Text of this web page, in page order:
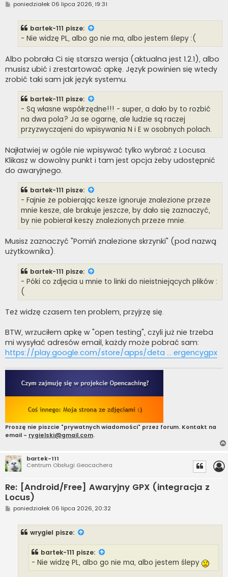
P
o
poniedziałek 06 lipca 2026, 19:31
bartek-111 pisze:
- Nie widzę PL, albo go nie ma, albo jestem ślepy :(
Albo pobrała Ci się starsza wersja (aktualna jest 1.2.1), albo
musisz ubić i zrestartować apkę. Język powinien się wtedy
zrobić taki sam jak język systemu.
bartek-111 pisze:
- Są własne współrzędne!!! - super, a dało by to rozbić
na dwa pola? Ja se ogarnę, ale ludzie są raczej
przyzwyczajeni do wpisywania N i E w osobnych polach.
Najłatwiej w ogóle nie wpisywać tylko wybrać z Locusa.
Klikasz w dowolny punkt i tam jest opcja żeby udostępnić
do awaryjnego.
bartek-111 pisze:
- Fajnie że pobierając kesze ignoruje znalezione przeze
mnie kesze, ale brakuje jeszcze, by dało się zaznaczyć,
by nie pobierał keszy znalezionych przeze mnie.
Musisz zaznaczyć "Pomiń znalezione skrzynki" (pod nazwą
użytkownika).
bartek-111 pisze:
- Póki co zdjęcia u mnie to linki do nieistniejących plików :
(
Też widzę czasem ten problem, przyjrzę się.
BTW, wrzuciłem apkę w "open testing", czyli już nie trzeba
mi wysyłać adresów email, każdy może pobrać sam:
https://play.google.com/store/apps/deta ... ergencygpx
Proszę nie piszcie "prywatnych wiadomości" przez forum. Kontakt na
email - rygielski@gmail.com.
bartek-111
Centrum Obsługi Geocachera
Re: [Android/Free] Awaryjny GPX (integracja z
Locus)
P
o
poniedziałek 06 lipca 2026, 20:32
wrygiel pisze:
bartek-111 pisze:
- Nie widzę PL, albo go nie ma, albo jestem ślepy